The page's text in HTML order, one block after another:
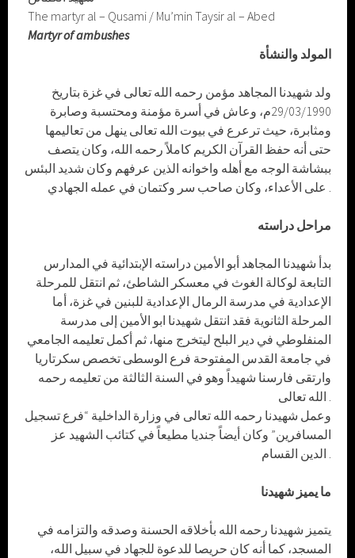
The martyr al – Qusami / Mu’min Taysir al – Abed
Martyr of ambushes
المولد والنشأة
ولد شهيدنا المجاهد مؤمن رحمه الله تعالى في غزة بتاريخ
29/03/1990م، وعاش في أسرة مؤمنة ومحتسبة وصابرة
ومثابرة، حيث ترعرع في بيوت الله تعالى ينهل من تعاليمها
حتى أنه حفظ القرآن الكريم كاملاً رحمه الله، وكان يتصف
ببشاشة الوجه مع أهله واخوانه الذين عرفهم وكان شديد البئس
مراحل دراسته
بدأ شهيدنا المجاهد أبو الأمين دراسته الإبتدائية في المدارس
التابعة لوكالة الغوث في معسكر الشاطئ، ثم انتقل للمرحلة
الإعدادية في مدرسة الرمال الإعدادية للبنين في غزة، أما
المرحلة الثانوية فقد انتقل شهيدنا ابو الأمين إلى مدرسة
المنفلوطي في دير البلح ليتخرج منها، ثم أكمل تعليمه الجامعي
في جامعة القدس المفتوحة فرع الوسطى تخصص سكرتاريا
وارتقى فارسنا شهيداً وهو في السنة الثالثة من تعليمه رحمه
وعمل شهيدنا رحمه الله تعالى في وزارة الداخلية “فرع تسجيل
المسافرين” وكان أيضاً جنديا مطيعاً في كتائب الشهيد عز
ما يميز شهيدنا
يتميز شهيدنا رحمه الله بأخلاقه الحسنة وصدقه والتزامه في
المسجد، كما أنه كان حريصا للدعوة للجهاد في سبيل الله،